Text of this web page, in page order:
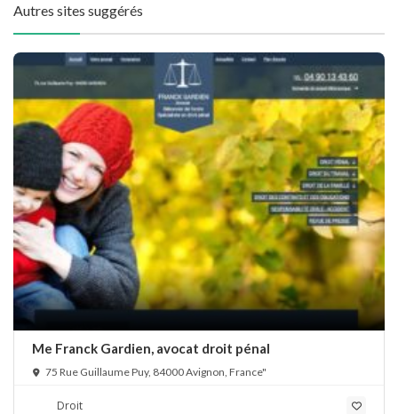
Autres sites suggérés
Me Franck Gardien, avocat droit pénal
75 Rue Guillaume Puy, 84000 Avignon, France"
Droit